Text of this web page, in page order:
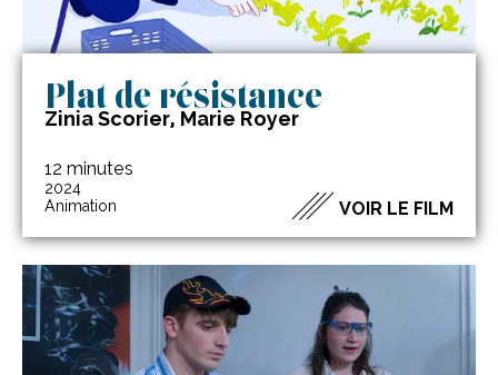
Plat de résistance
Zinia Scorier, Marie Royer
12 minutes
2024
Animation
VOIR LE FILM